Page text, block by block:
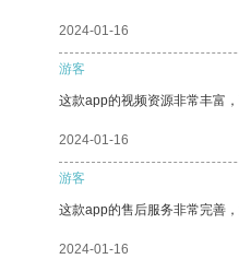
2024-01-16
游客
这款app的视频资源非常丰富
2024-01-16
游客
这款app的售后服务非常完善
2024-01-16